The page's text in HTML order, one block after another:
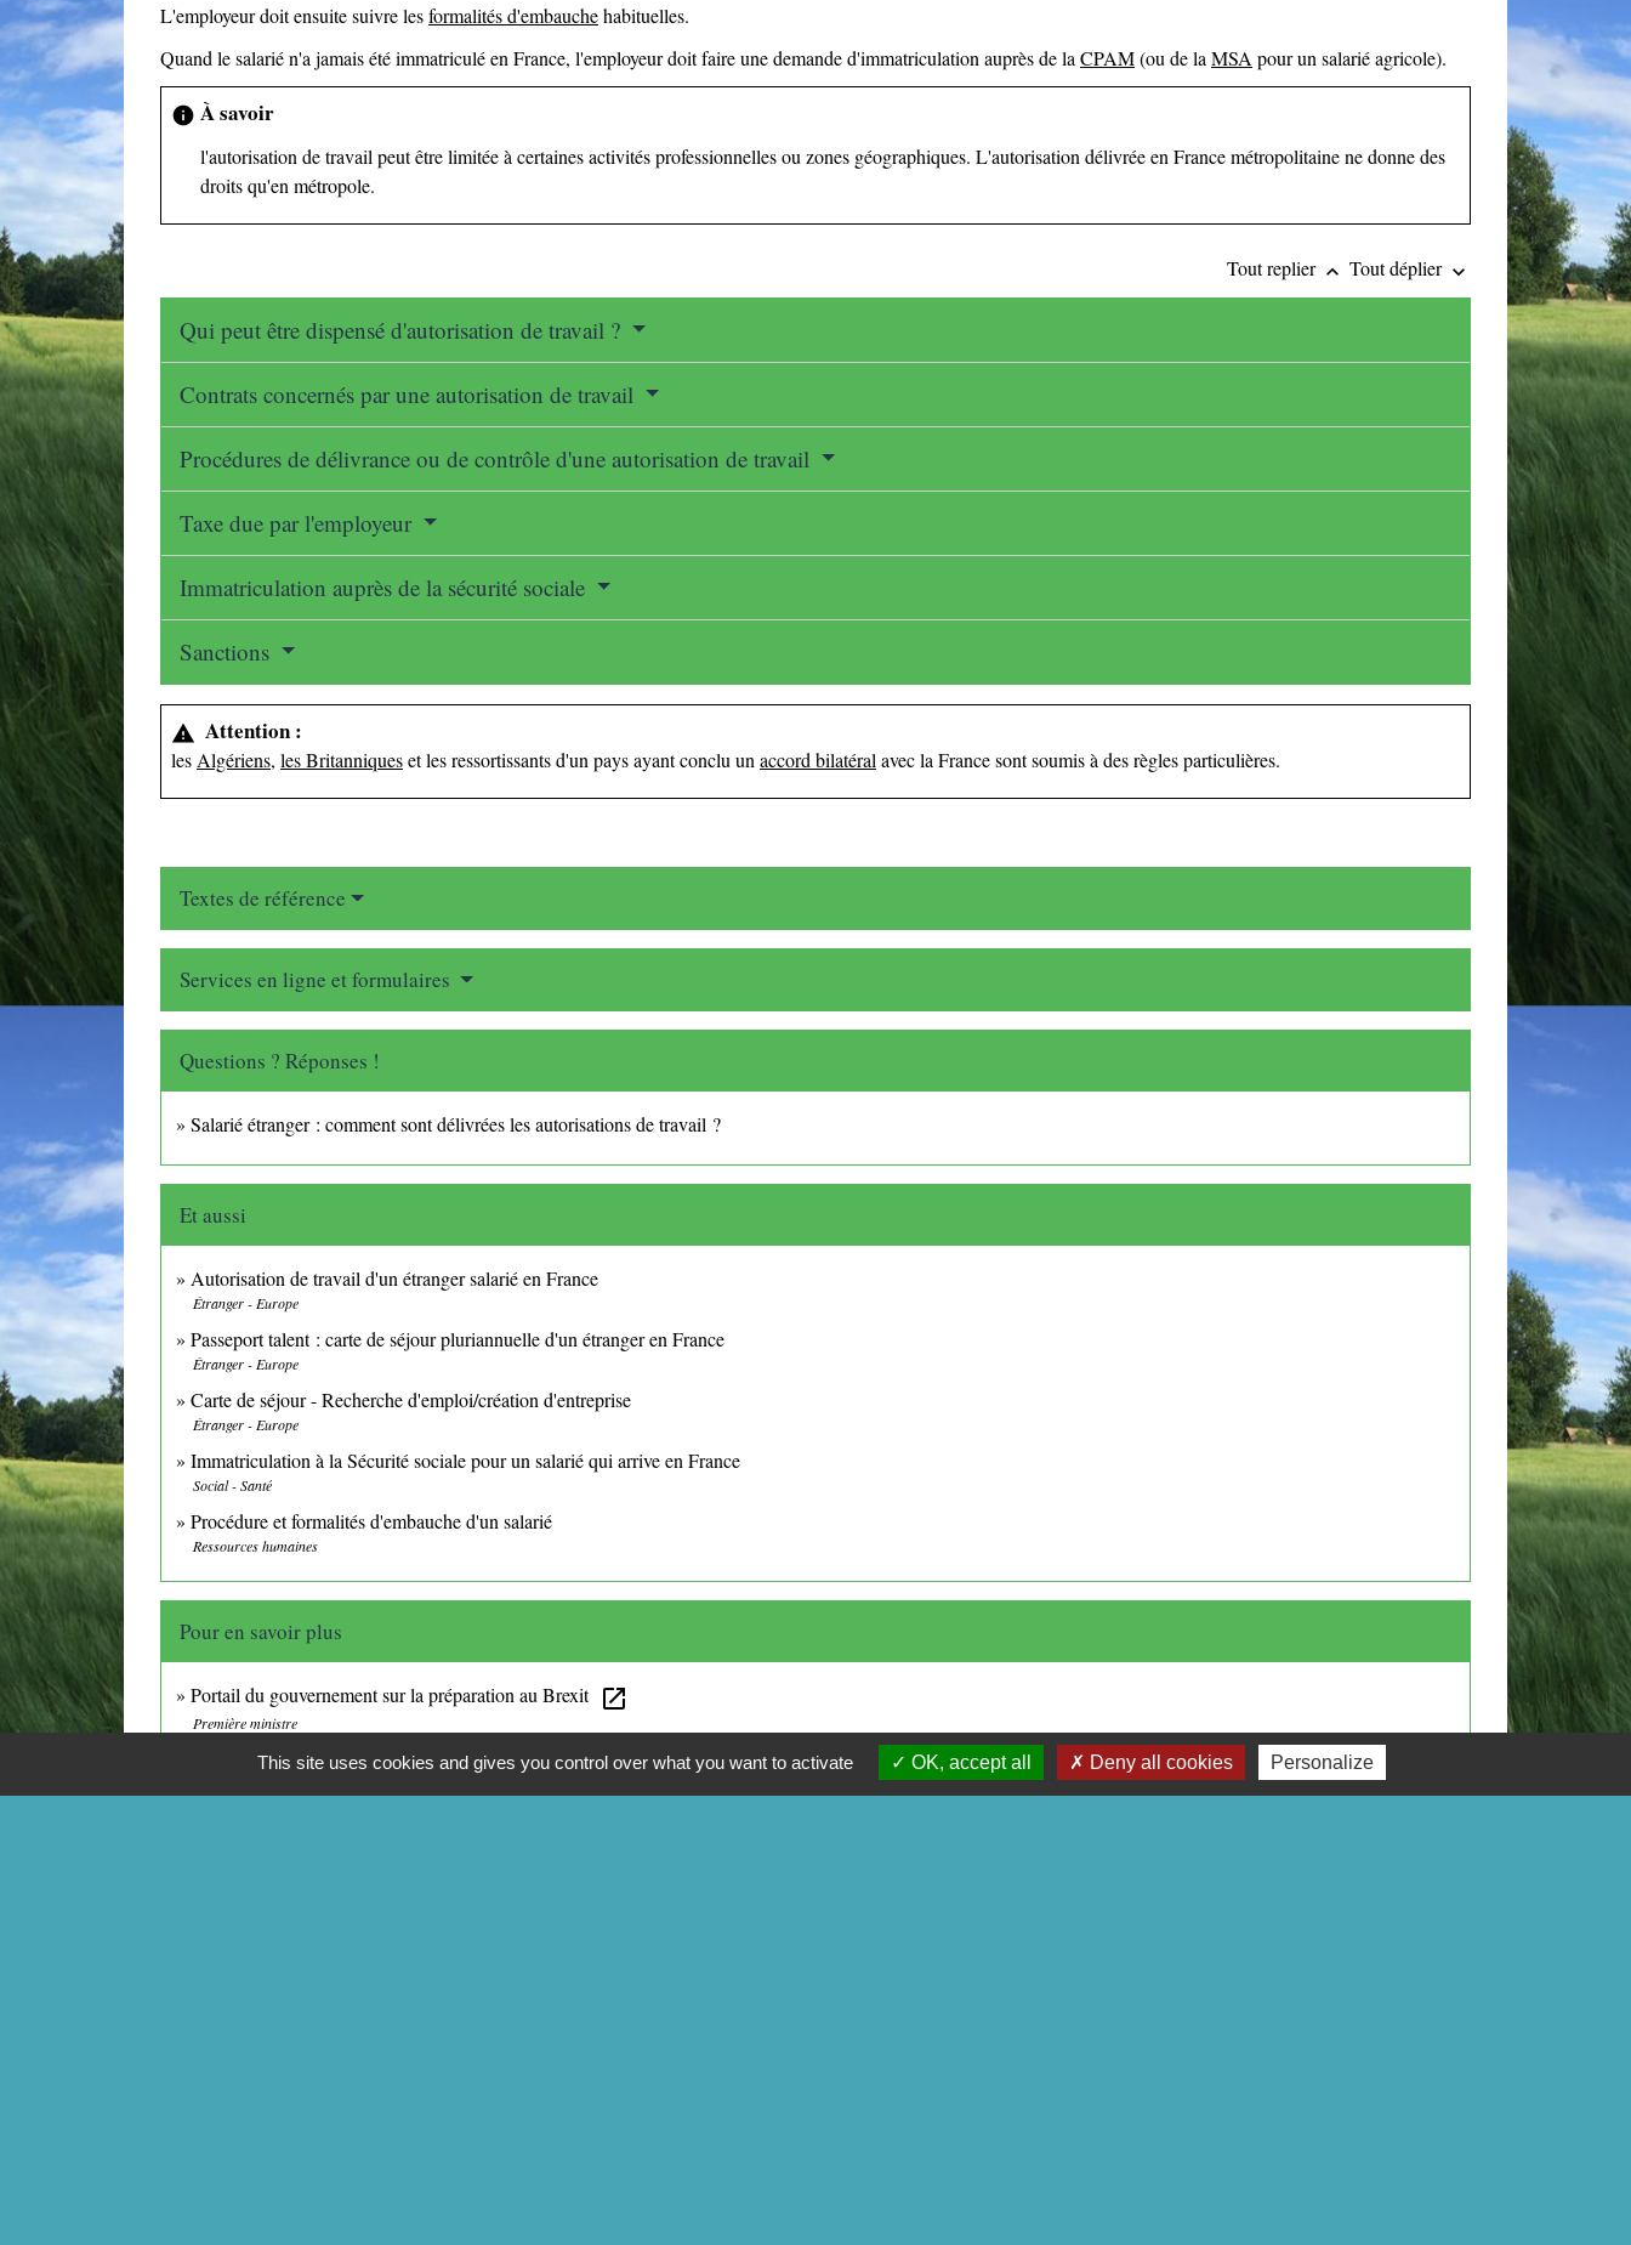
L'employeur doit ensuite suivre lesformalités d'embauchehabituelles.
Quand le salarié n'a jamais été immatriculé en France, l'employeur doit faire une demande d'immatriculation auprès de la CPAM(ou de la MSA pour un salarié agricole).
info À savoir
l'autorisation de travail peut être limitée à certaines activités professionnelles ou zones géographiques. L'autorisation délivrée en France métropolitaine ne donne des
droits qu'en métropole.
Tout replier keyboard_arrow_up Tout déplier keyboard_arrow_down
Qui peut être dispensé d'autorisation de travail ?
Contrats concernés par une autorisation de travail
Procédures de délivrance ou de contrôle d'une autorisation de travail
Taxe due par l'employeur
Immatriculation auprès de la sécurité sociale
Sanctions
warning Attention :
les Algériens, les Britanniqueset les ressortissants d'un pays ayant conclu un accord bilatéral avec la France sont soumis à des règles particulières.
Textes de référence
Services en ligne et formulaires
Questions ? Réponses !
Salarié étranger : comment sont délivrées les autorisations de travail ?
Et aussi
Autorisation de travail d'un étranger salarié en France
Étranger - Europe
Passeport talent : carte de séjour pluriannuelle d'un étranger en France
Étranger - Europe
Carte de séjour - Recherche d'emploi/création d'entreprise
Étranger - Europe
Immatriculation à la Sécurité sociale pour un salarié qui arrive en France
Social - Santé
Procédure et formalités d'embauche d'un salarié
Ressources humaines
Pour en savoir plus
Portail du gouvernement sur la préparation au Brexit open_in_new
Première ministre
Signaler une erreur sur cette page
This site uses cookies and gives you control over what you want to activate OK, accept all Deny all cookies Personalize